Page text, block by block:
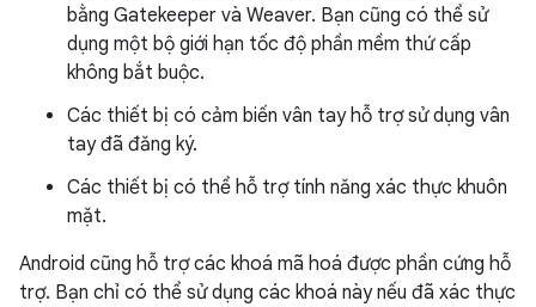
bằng Gatekeeper và Weaver. Bạn cũng có thể sử
dụng một bộ giới hạn tốc độ phần mềm thứ cấp
không bắt buộc.
Các thiết bị có cảm biến vân tay hỗ trợ sử dụng vân
tay đã đăng ký.
Các thiết bị có thể hỗ trợ tính năng xác thực khuôn
mặt.
Android cũng hỗ trợ các khoá mã hoá được phần cứng hỗ
trợ. Bạn chỉ có thể sử dụng các khoá này nếu đã xác thực